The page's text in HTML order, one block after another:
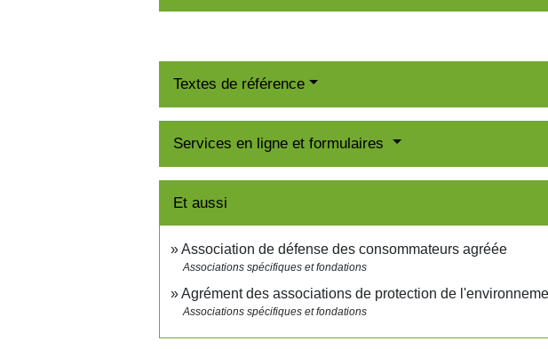
Textes de référence
Services en ligne et formulaires
Et aussi
Association de défense des consommateurs agréée
Associations spécifiques et fondations
Agrément des associations de protection de
Associations spécifiques et fondations